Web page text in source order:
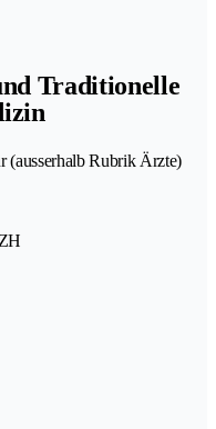
Traditionelle
Rubrik Ärzte)